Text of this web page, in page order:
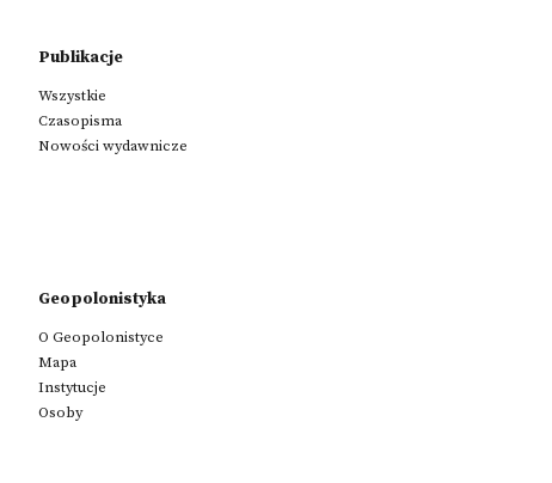
Publikacje
Wszystkie
Czasopisma
Nowości wydawnicze
Geopolonistyka
O Geopolonistyce
Mapa
Instytucje
Osoby